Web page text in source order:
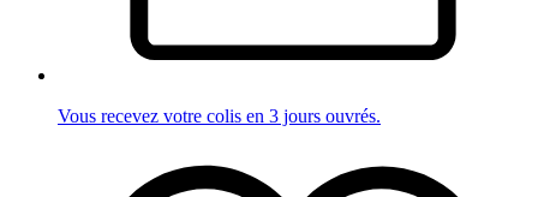
Vous recevez votre colis en 3 jours ouvrés.